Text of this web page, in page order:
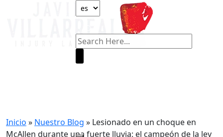
Inicio » Nuestro Blog » Lesionado en un choque en
McAllen durante una fuerte lluvia: el campeón de la ley